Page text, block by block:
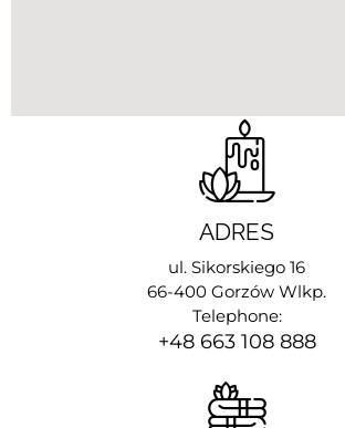
ADRES
ul. Sikorskiego 16
66-400 Gorzów Wlkp.
Telephone:
+48 663 108 888